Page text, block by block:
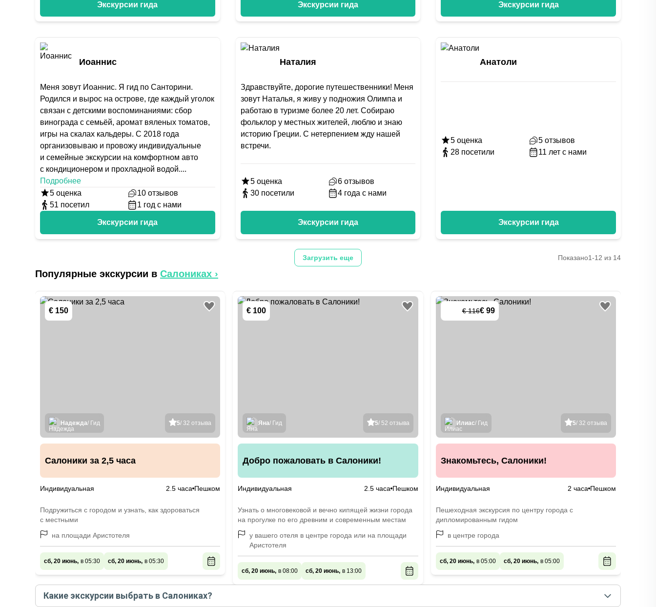
Экскурсии гида Экскурсии гида Экскурсии гида
Иоаннис
Меня зовут Иоаннис. Я гид по Санторини.
Родился и вырос на острове, где каждый уголок
связан с детскими воспоминаниями: сбор
винограда с семьёй, аромат вяленых томатов,
игры на скалах кальдеры. С 2018 года
организовываю и провожу индивидуальные
и семейные экскурсии на комфортном авто
с кондиционером и прохладной водой....
Подробнее
5 оценка 10 отзывов
51 посетил 1 год с нами
Экскурсии гида
Наталия
Здравствуйте, дорогие путешественники! Меня
зовут Наталья, я живу у подножия Олимпа и
работаю в туризме более 20 лет. Собираю
фольклор у местных жителей, люблю и знаю
историю Греции. С нетерпением жду нашей
встречи.
5оценка 6 отзывов
30 посетили 4 года с нами
Экскурсии гида
Анатоли
5 оценка 5 отзывов
28 посетили 11 лет с нами
Экскурсии гида
Загрузить еще Показано1-12 из 14
Популярные экскурсии в Салониках ›
€ 150
5/ 32 отзыва
Надежда/ Гид
Салоники за 2,5 часа
Индивидуальная 2.5 часа Пешком
Подружиться с городом и узнать, как здороваться
с местными
на площади Аристотеля
сб, 20 июнь, в 05:30 сб, 20 июнь, в 05:30
€ 100
5/ 52 отзыва
Яна/ Гид
Добро пожаловать в Салоники!
Индивидуальная 2.5 часа Пешком
Узнать о многовековой и вечно кипящей жизни города
на прогулке по его древним и современным местам
у вашего отеля в центре города или на площади
Аристотеля
сб, 20 июнь, в 08:00 сб, 20 июнь, в 13:00
€ 116€ 99
5/ 32 отзыва
Илиас/ Гид
Знакомьтесь, Салоники!
Индивидуальная 2 часа Пешком
Пешеходная экскурсия по центру города с
дипломированным гидом
в центре города
сб, 20 июнь, в 05:00 сб, 20 июнь, в 05:00
Какие экскурсии выбрать в Салониках?